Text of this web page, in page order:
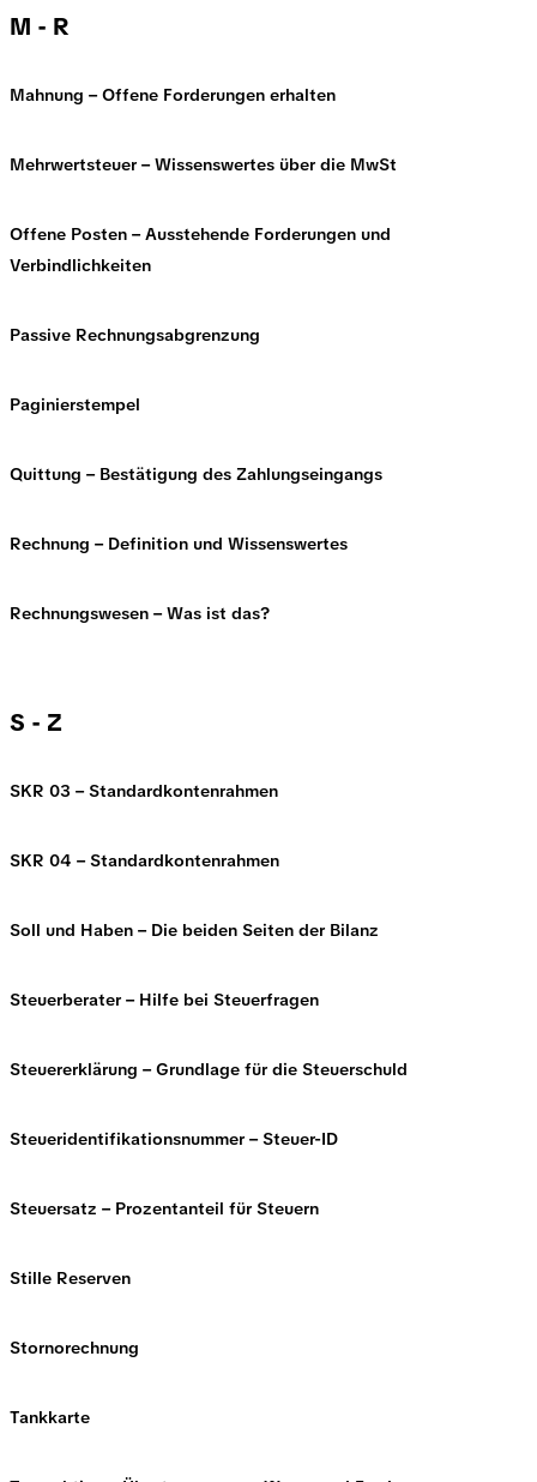
M - R
Mahnung – Offene Forderungen erhalten
Mehrwertsteuer – Wissenswertes über die MwSt
Offene Posten – Ausstehende Forderungen und
Verbindlichkeiten
Passive Rechnungsabgrenzung
Paginierstempel
Quittung – Bestätigung des Zahlungseingangs
Rechnung – Definition und Wissenswertes
Rechnungswesen – Was ist das?
S - Z
SKR 03 – Standardkontenrahmen
SKR 04 – Standardkontenrahmen
Soll und Haben – Die beiden Seiten der Bilanz
Steuerberater – Hilfe bei Steuerfragen
Steuererklärung – Grundlage für die Steuerschuld
Steueridentifikationsnummer – Steuer-ID
Steuersatz – Prozentanteil für Steuern
Stille Reserven
Stornorechnung
Tankkarte